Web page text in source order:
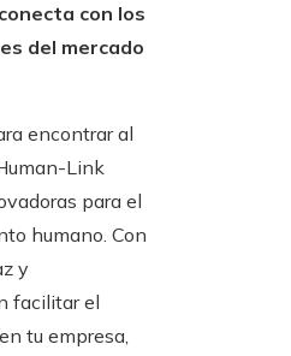
con los
del mercado
encontrar al
Link
para el
humano. Con
y
facilitar el
tu empresa,